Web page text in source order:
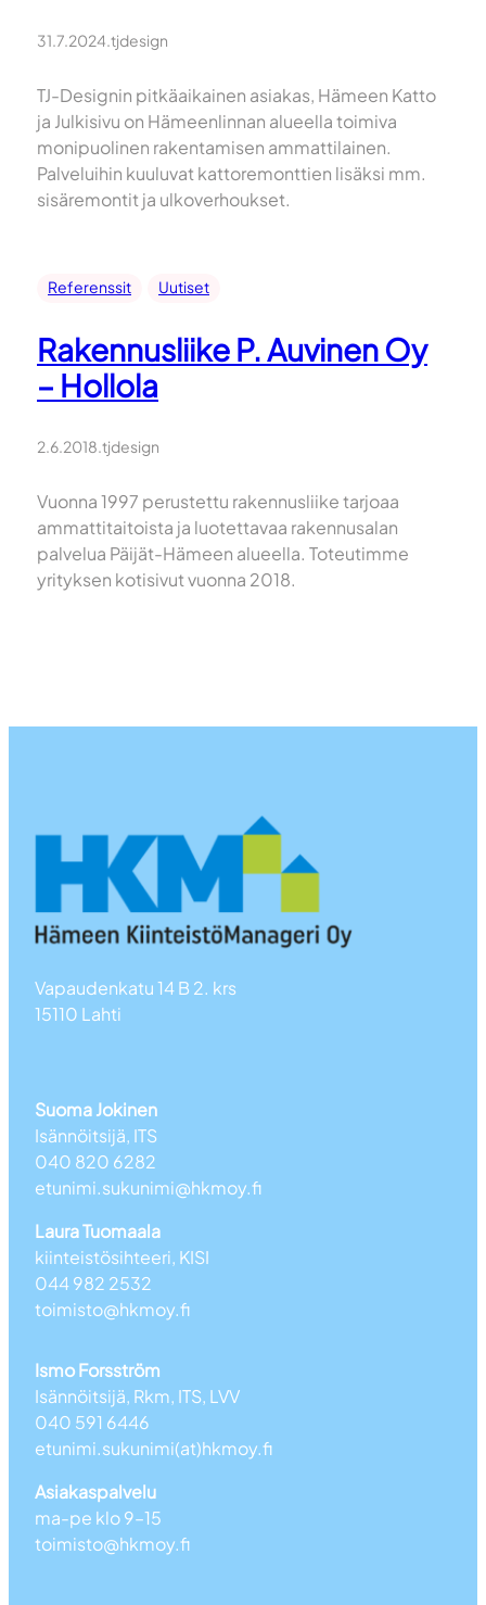
31.7.2024.tjdesign
TJ-Designin pitkäaikainen asiakas, Hämeen Katto
ja Julkisivu on Hämeenlinnan alueella toimiva
monipuolinen rakentamisen ammattilainen.
Palveluihin kuuluvat kattoremonttien lisäksi mm.
sisäremontit ja ulkoverhoukset.
Referenssit Uutiset
Rakennusliike P. Auvinen Oy
– Hollola
2.6.2018.tjdesign
Vuonna 1997 perustettu rakennusliike tarjoaa
ammattitaitoista ja luotettavaa rakennusalan
palvelua Päijät-Hämeen alueella. Toteutimme
yrityksen kotisivut vuonna 2018.
Vapaudenkatu 14 B 2. krs
15110 Lahti
Suoma Jokinen
Isännöitsijä, ITS
040 820 6282
etunimi.sukunimi@hkmoy.fi
Laura Tuomaala
kiinteistösihteeri, KISI
044 982 2532
toimisto@hkmoy.fi
Ismo Forsström
Isännöitsijä, Rkm, ITS, LVV
040 591 6446
etunimi.sukunimi(at)hkmoy.fi
Asiakaspalvelu
ma-pe klo 9–15
toimisto@hkmoy.fi